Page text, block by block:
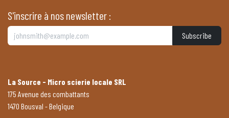
S'inscrire à nos newsletter :
Subscribe
La Source - Micro scierie locale SRL
175 Avenue des combattants
1470 Bousval - Belgique